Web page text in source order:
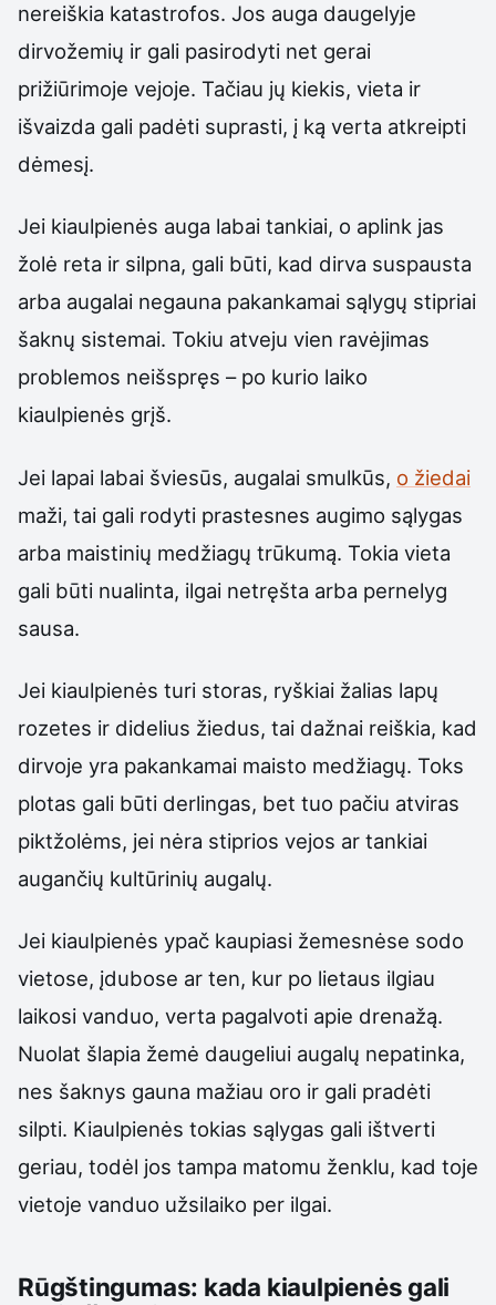
nereiškia katastrofos. Jos auga daugelyje
dirvožemių ir gali pasirodyti net gerai
prižiūrimoje vejoje. Tačiau jų kiekis, vieta ir
išvaizda gali padėti suprasti, į ką verta atkreipti
dėmesį.
Jei kiaulpienės auga labai tankiai, o aplink jas
žolė reta ir silpna, gali būti, kad dirva suspausta
arba augalai negauna pakankamai sąlygų stipriai
šaknų sistemai. Tokiu atveju vien ravėjimas
problemos neišspręs – po kurio laiko
kiaulpienės grįš.
Jei lapai labai šviesūs, augalai smulkūs, o žiedai
maži, tai gali rodyti prastesnes augimo sąlygas
arba maistinių medžiagų trūkumą. Tokia vieta
gali būti nualinta, ilgai netręšta arba pernelyg
sausa.
Jei kiaulpienės turi storas, ryškiai žalias lapų
rozetes ir didelius žiedus, tai dažnai reiškia, kad
dirvoje yra pakankamai maisto medžiagų. Toks
plotas gali būti derlingas, bet tuo pačiu atviras
piktžolėms, jei nėra stiprios vejos ar tankiai
augančių kultūrinių augalų.
Jei kiaulpienės ypač kaupiasi žemesnėse sodo
vietose, įdubose ar ten, kur po lietaus ilgiau
laikosi vanduo, verta pagalvoti apie drenažą.
Nuolat šlapia žemė daugeliui augalų nepatinka,
nes šaknys gauna mažiau oro ir gali pradėti
silpti. Kiaulpienės tokias sąlygas gali ištverti
geriau, todėl jos tampa matomu ženklu, kad toje
vietoje vanduo užsilaiko per ilgai.
Rūgštingumas: kada kiaulpienės gali